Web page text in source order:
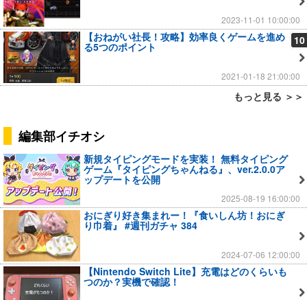
2023-11-01 10:00:00
10
【おねがい社長！攻略】効率良くゲームを進め
る5つのポイント
2021-01-18 21:00:00
もっと見る ＞＞
編集部イチオシ
新規タイピングモードを実装！ 無料タイピング
ゲーム『タイピングちゃんねる』、ver.2.0.0ア
ップデートを公開
2025-08-19 16:00:00
おにぎり好き集まれー！『食いしん坊！おにぎ
り巾着』 #週刊ガチャ 384
2024-07-06 12:00:00
【Nintendo Switch Lite】充電はどのくらいも
つのか？実機で確認！